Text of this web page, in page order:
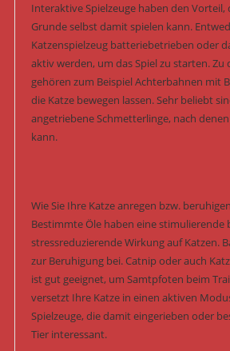
Interaktive Spielzeuge haben den Vorteil,
Grunde selbst damit spielen kann.
Katzenspielzeug batteriebetrieben oder
aktiv werden, um das Spiel zu starten. Zu
gehören zum Beispiel Achterbahnen mit
die Katze bewegen lassen. Sehr beliebt
angetriebene Schmetterlinge, nach
kann.
Wie Sie Ihre Katze anregen bzw.
Bestimmte Öle haben eine stimulierende
stressreduzierende Wirkung auf Katzen.
zur Beruhigung bei. Catnip oder auch
ist gut geeignet, um Samtpfoten beim
versetzt Ihre Katze in einen aktiven
Spielzeuge, die damit eingerieben oder
Tier interessant.